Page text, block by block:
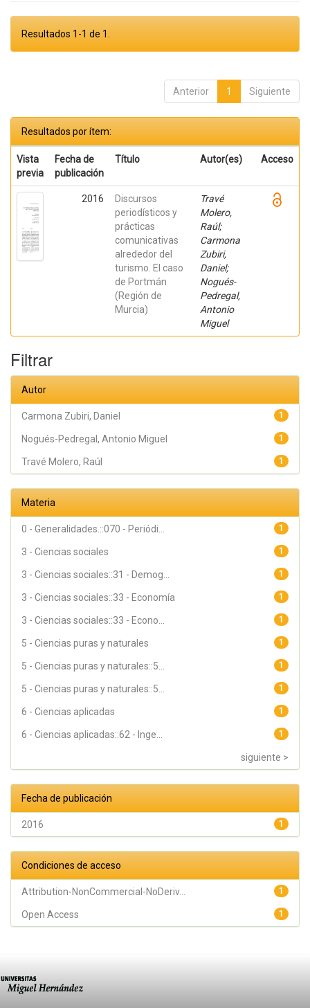
Resultados 1-1 de 1.
Anterior 1 Siguiente
Resultados por ítem:
Vista
previa
Fecha de
publicación
Título Autor(es) Acceso
2016
Discursos
periodísticos y
prácticas
comunicativas
alrededor del
turismo. El caso
de Portmán
(Región de
Murcia)
Travé
Molero,
Raúl;
Carmona
Zubiri,
Daniel;
Nogués-
Pedregal,
Antonio
Miguel
Filtrar
Autor
1
Carmona Zubiri, Daniel
1
Nogués-Pedregal, Antonio Miguel
1
Travé Molero, Raúl
Materia
1
0 - Generalidades.::070 - Periódi...
1
3 - Ciencias sociales
1
3 - Ciencias sociales::31 - Demog...
1
3 - Ciencias sociales::33 - Economía
1
3 - Ciencias sociales::33 - Econo...
1
5 - Ciencias puras y naturales
1
5 - Ciencias puras y naturales::5...
1
5 - Ciencias puras y naturales::5...
1
6 - Ciencias aplicadas
1
6 - Ciencias aplicadas::62 - Inge...
siguiente >
Fecha de publicación
1
2016
Condiciones de acceso
1
Attribution-NonCommercial-NoDeriv...
1
Open Access